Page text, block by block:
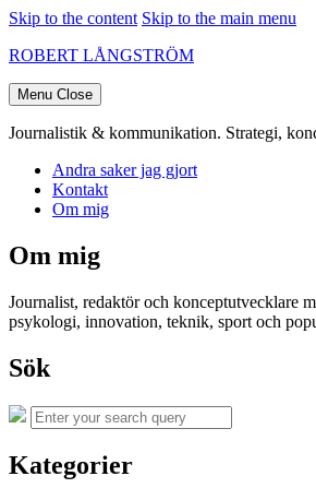
Skip to the content Skip to the main menu
ROBERT LÅNGSTRÖM
Menu Close
Journalistik & kommunikation. Strategi,
Andra saker jag gjort
Kontakt
Om mig
Om mig
Journalist, redaktör och konceptutvecklare
psykologi, innovation, teknik, sport och
Sök
Search
for:
Search
Kategorier